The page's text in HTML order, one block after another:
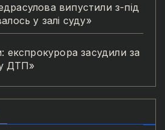
випустили з-під
у залі суду»
експрокурора засудили за
ДТП»